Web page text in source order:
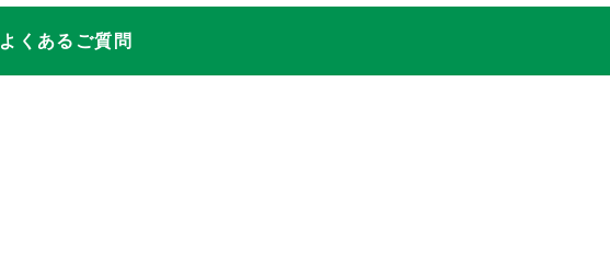
よくあるご質問